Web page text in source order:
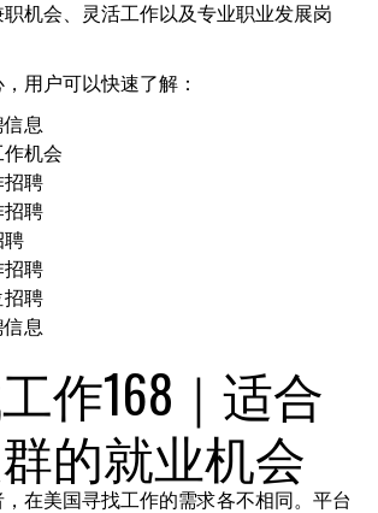
机会、灵活工作以及专业职业发展岗
用户可以快速了解：
息
机会
招聘
招聘
聘
招聘
招聘
息
作168｜适合
的就业机会
在美国寻找工作的需求各不相同。平台